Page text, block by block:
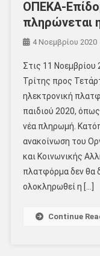
ΟΠΕΚΑ-
πληρώνεται
4 Νοεμβρίου 2020
Στις 11
Τρίτης προς
ηλεκτρονική
παιδιού 2020,
νέα πληρωμή.
ανακοίνωση του
και Κοινωνικής
πλατφόρμα δεν θα
ολοκληρωθεί η […]
Continue